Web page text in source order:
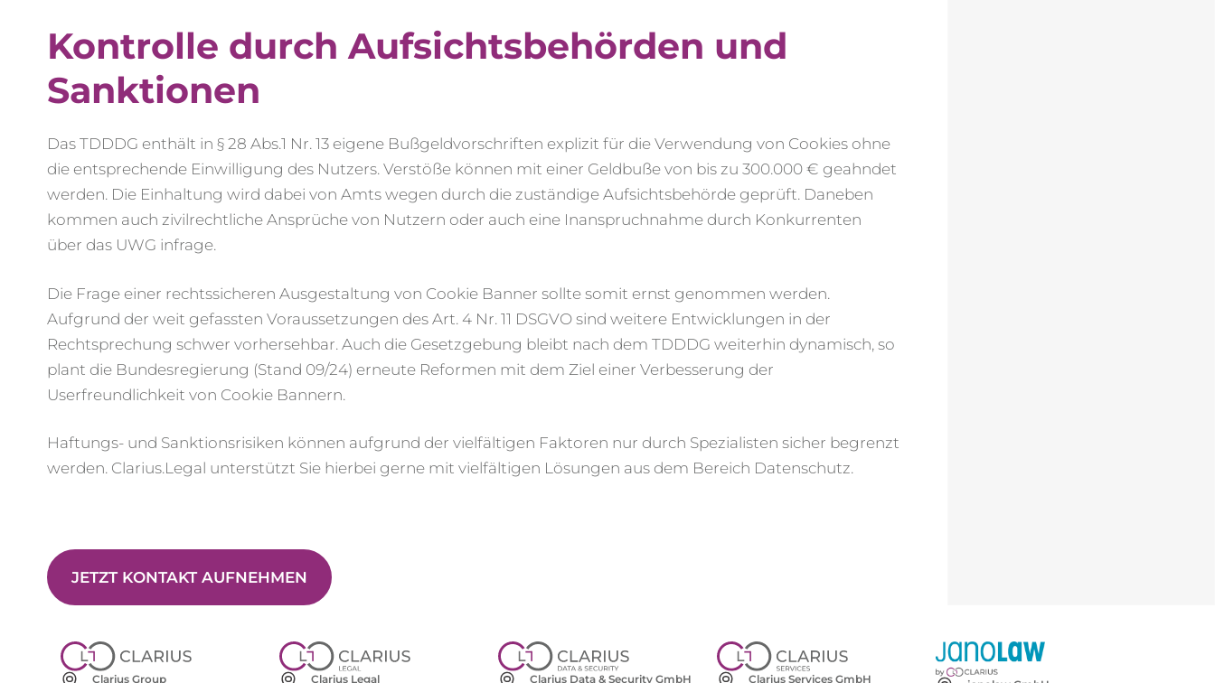
Kontrolle durch Aufsichtsbehörden und
Sanktionen
Das TDDDG enthält in § 28 Abs.1 Nr. 13 eigene Bußgeldvorschriften explizit für die Verwendung von Cookies ohne
die entsprechende Einwilligung des Nutzers. Verstöße können mit einer Geldbuße von bis zu 300.000 € geahndet
werden. Die Einhaltung wird dabei von Amts wegen durch die zuständige Aufsichtsbehörde geprüft. Daneben
kommen auch zivilrechtliche Ansprüche von Nutzern oder auch eine Inanspruchnahme durch Konkurrenten
über das UWG infrage.
Die Frage einer rechtssicheren Ausgestaltung von Cookie Banner sollte somit ernst genommen werden.
Aufgrund der weit gefassten Voraussetzungen des Art. 4 Nr. 11 DSGVO sind weitere Entwicklungen in der
Rechtsprechung schwer vorhersehbar. Auch die Gesetzgebung bleibt nach dem TDDDG weiterhin dynamisch, so
plant die Bundesregierung (Stand 09/24) erneute Reformen mit dem Ziel einer Verbesserung der
Userfreundlichkeit von Cookie Bannern.
Haftungs- und Sanktionsrisiken können aufgrund der vielfältigen Faktoren nur durch Spezialisten sicher begrenzt
werden. Clarius.Legal unterstützt Sie hierbei gerne mit vielfältigen Lösungen aus dem Bereich Datenschutz.
JETZT KONTAKT AUFNEHMEN
Clarius Group Clarius Legal Clarius Data & Security GmbH Clarius Services GmbH